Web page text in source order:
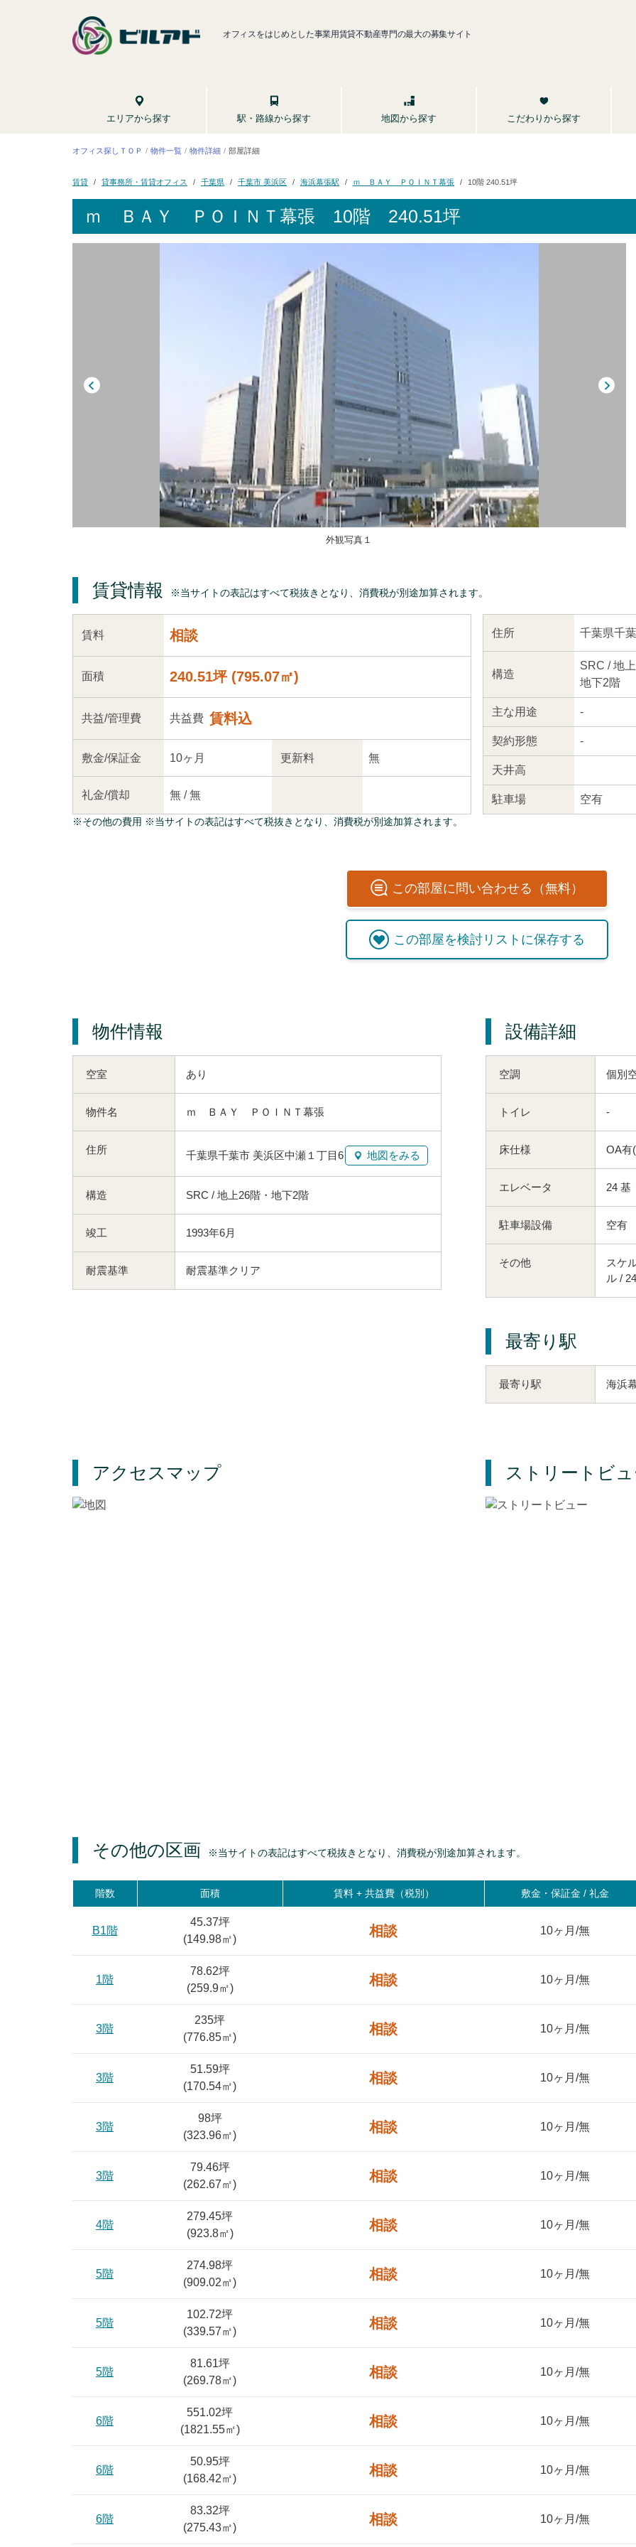
オフィスをはじめとした事業用賃貸不動産専門の最大の募集サイト
エリアから探す 駅・路線から探す 地図から探す こだわりから探す
オフィス探しＴＯＰ 物件一覧 物件詳細 部屋詳細
賃貸 貸事務所・賃貸オフィス 千葉県 千葉市 美浜区 海浜幕張駅 ｍ ＢＡＹ ＰＯＩＮＴ幕張 10階 240.51坪
ｍ ＢＡＹ ＰＯＩＮＴ幕張 10階 240.51坪
外観写真１
賃貸情報 ※当サイトの表記はすべて税抜きとなり、消費税が別途加算されます。
賃料 相談
面積 240.51坪 (795.07㎡)
共益/管理費 共益費 賃料込
敷金/保証金 10ヶ月 更新料 無
礼金/償却 無 /無
住所 千葉県千
構造
SRC / 地
地下2階
主な用途 -
契約形態 -
天井高
駐車場 空有
※その他の費用 ※当サイトの表記はすべて税抜きとなり、消費税が別途加算されます。
この部屋に問い合わせる（無料）
この部屋を検討リストに保存する
物件情報
空室 あり
物件名 ｍ ＢＡＹ ＰＯＩＮＴ幕張
住所 千葉県千葉市 美浜区中瀬１丁目6 地図をみる
構造 SRC / 地上26階・地下2階
竣工 1993年6月
耐震基準 耐震基準クリア
設備詳細
空調 個別
トイレ -
床仕様 OA有
エレベータ 24 基
駐車場設備 空有
その他
スケ
ル /
最寄り駅
最寄り駅 海浜
アクセスマップ ストリートビ
その他の区画 ※当サイトの表記はすべて税抜きとなり、消費税が別途加算されます。
階数 面積 賃料 +共益費（税別） 敷金・保証金 / 礼金
B1階
45.37坪
(149.98㎡)
相談 10ヶ月/無
1階
78.62坪
(259.9㎡)
相談 10ヶ月/無
3階
235坪
(776.85㎡)
相談 10ヶ月/無
3階
51.59坪
(170.54㎡)
相談 10ヶ月/無
3階
98坪
(323.96㎡)
相談 10ヶ月/無
3階
79.46坪
(262.67㎡)
相談 10ヶ月/無
4階
279.45坪
(923.8㎡)
相談 10ヶ月/無
5階
274.98坪
(909.02㎡)
相談 10ヶ月/無
5階
102.72坪
(339.57㎡)
相談 10ヶ月/無
5階
81.61坪
(269.78㎡)
相談 10ヶ月/無
6階
551.02坪
(1821.55㎡)
相談 10ヶ月/無
6階
50.95坪
(168.42㎡)
相談 10ヶ月/無
6階
83.32坪
(275.43㎡)
相談 10ヶ月/無